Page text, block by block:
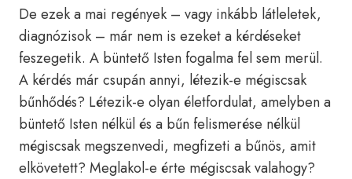
De ezek a mai regények – vagy inkább látleletek,
diagnózisok – már nem is ezeket a kérdéseket
feszegetik. A büntető Isten fogalma fel sem merül.
A kérdés már csupán annyi, létezik-e mégiscsak
bűnhődés? Létezik-e olyan életfordulat, amelyben a
büntető Isten nélkül és a bűn felismerése nélkül
mégiscsak megszenvedi, megfizeti a bűnös, amit
elkövetett? Meglakol-e érte mégiscsak valahogy?